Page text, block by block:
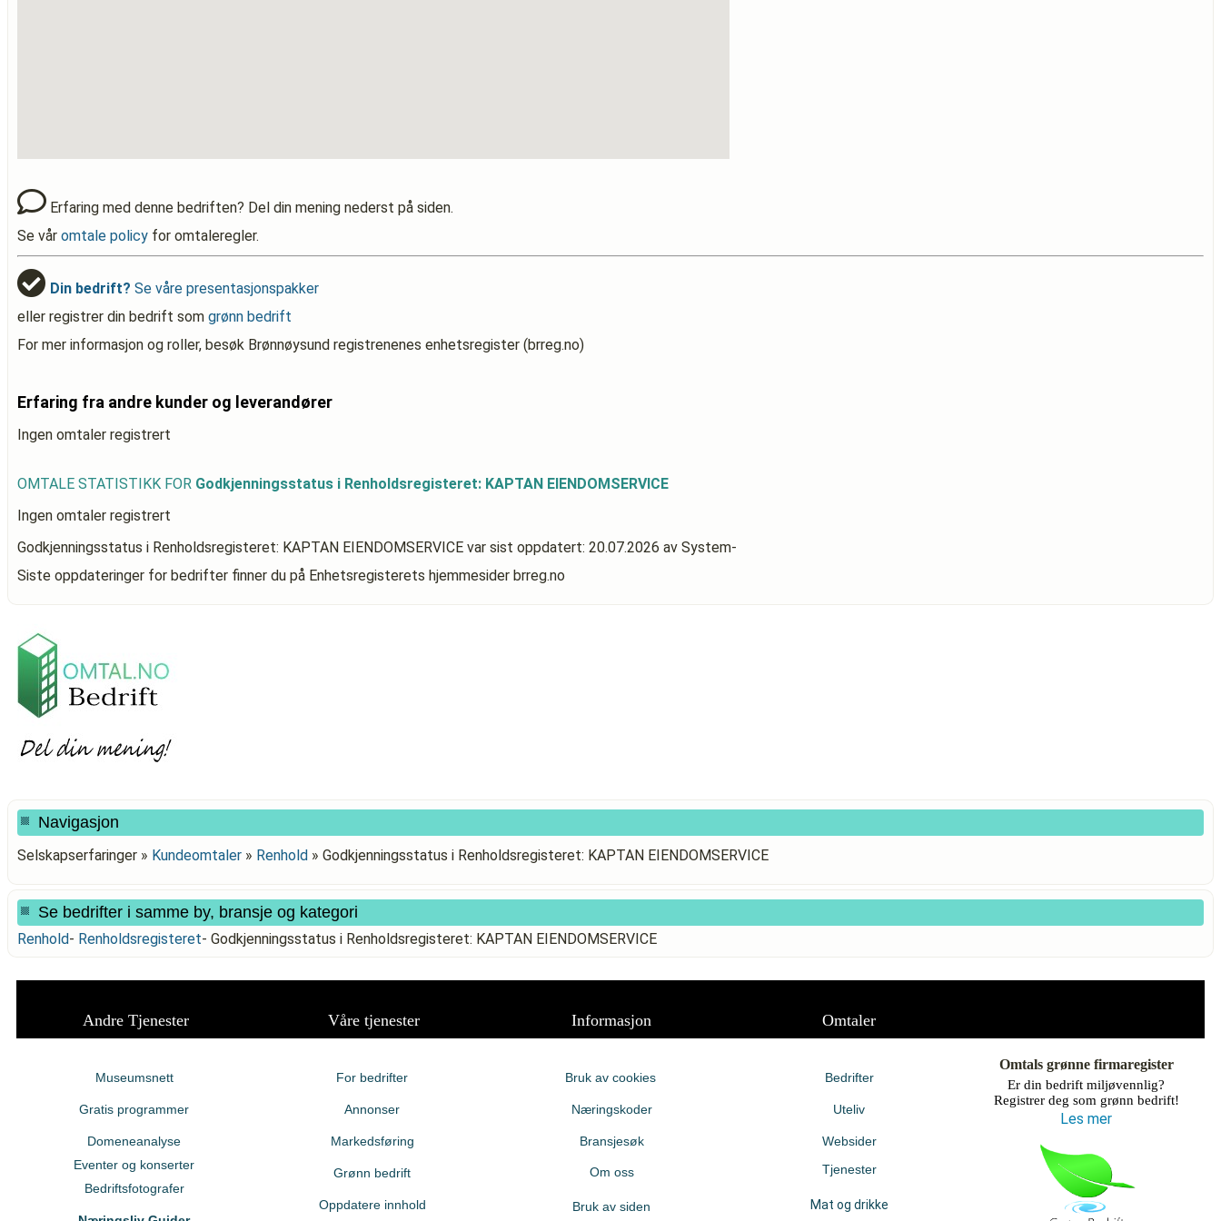
Erfaring med denne bedriften? Del din mening nederst på siden.
Se vår omtale policy for omtaleregler.
Din bedrift? Se våre presentasjonspakker
eller registrer din bedrift som grønn bedrift
For mer informasjon og roller, besøk Brønnøysund registrenenes enhetsregister (brreg.no)
Erfaring fra andre kunder og leverandører
Ingen omtaler registrert
OMTALE STATISTIKK FOR Godkjenningsstatus i Renholdsregisteret: KAPTAN EIENDOMSERVICE
Ingen omtaler registrert
Godkjenningsstatus i Renholdsregisteret: KAPTAN EIENDOMSERVICE var sist oppdatert: 20.07.2026 av System-
Siste oppdateringer for bedrifter finner du på Enhetsregisterets hjemmesider brreg.no
Navigasjon
Selskapserfaringer » Kundeomtaler » Renhold » Godkjenningsstatus i Renholdsregisteret: KAPTAN EIENDOMSERVICE
Se bedrifter i samme by, bransje og kategori
Renhold- Renholdsregisteret- Godkjenningsstatus i Renholdsregisteret: KAPTAN EIENDOMSERVICE
Andre Tjenester Våre tjenester Informasjon Omtaler
Museumsnett
Gratis programmer
Domeneanalyse
Eventer og konserter
Bedriftsfotografer
For bedrifter
Annonser
Markedsføring
Grønn bedrift
Oppdatere innhold
Bruk av cookies
Næringskoder
Bransjesøk
Om oss
Bruk av siden
Bedrifter
Uteliv
Websider
Tjenester
Mat og drikke
Omtals grønne firmaregister
Er din bedrift miljøvennlig?
Registrer deg som grønn bedrift!
Les mer